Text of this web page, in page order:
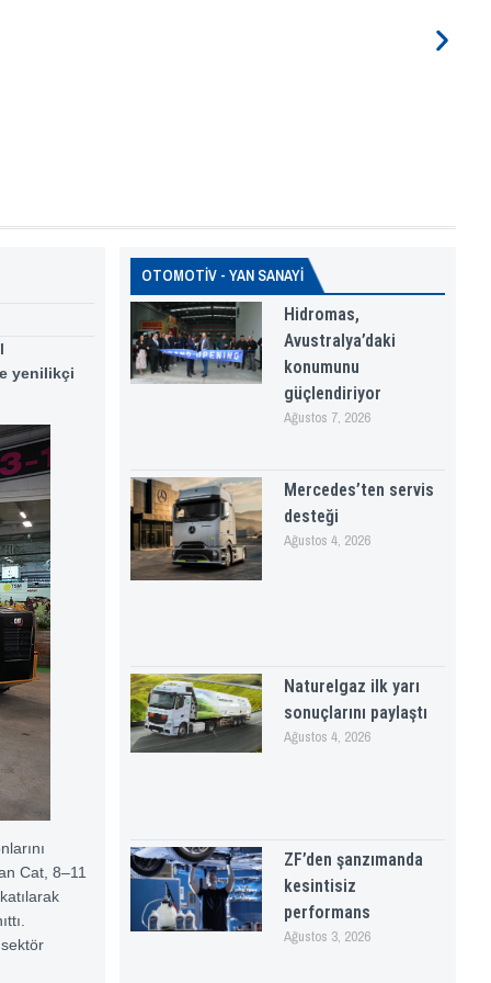
yenilikçi
Cat, 8–11
OTOMOTİV - YAN SANAYİ
Hidromas,
Avustralya’daki
konumunu
güçlendiriyor
Ağustos 7, 2026
Mercedes’ten servis
desteği
Ağustos 4, 2026
Naturelgaz ilk yarı
sonuçlarını paylaştı
Ağustos 4, 2026
ZF’den şanzımanda
kesintisiz
performans
Ağustos 3, 2026